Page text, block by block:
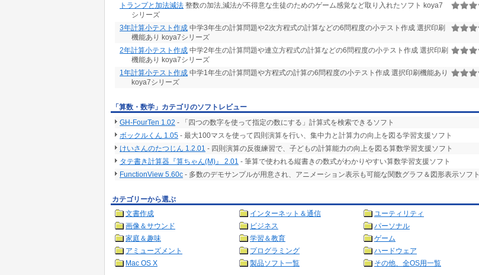
トランプと加法減法 整数の加法,減法が不得意な生徒のためのゲーム感覚など取り入れたソフト koya7
シリーズ
3年計算小テスト作成 中学3年生の計算問題や2次方程式の計算などの6問程度の小テスト作成 選択印刷
機能あり koya7シリーズ
2年計算小テスト作成 中学2年生の計算問題や連立方程式の計算などの6問程度の小テスト作成 選択印刷
機能あり koya7シリーズ
1年計算小テスト作成 中学1年生の計算問題や方程式の計算の6問程度の小テスト作成 選択印刷機能あり
koya7シリーズ
「算数・数学」カテゴリのソフトレビュー
GH-FourTen 1.02 - 「四つの数字を使って指定の数にする」計算式を検索できるソフト
ボックルくん 1.05 - 最大100マスを使って四則演算を行い、集中力と計算力の向上を図る学習支援ソフト
けいさんのたつじん 1.2.01 - 四則演算の反復練習で、子どもの計算能力の向上を図る算数学習支援ソフト
タテ書き計算器『算ちゃん(M)』 2.01 - 筆算で使われる縦書きの数式がわかりやすい算数学習支援ソフト
FunctionView 5.60c - 多数のデモサンプルが用意され、アニメーション表示も可能な関数グラフ＆図形表示ソフト
カテゴリーから選ぶ
文書作成
インターネット＆通信
ユーティリティ
画像＆サウンド
ビジネス
パーソナル
家庭＆趣味
学習＆教育
ゲーム
アミューズメント
プログラミング
ハードウェア
Mac OS X
製品ソフト一覧 その他、全OS用一覧